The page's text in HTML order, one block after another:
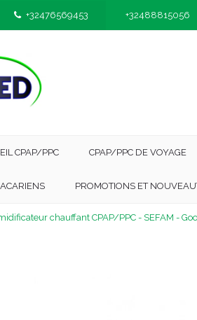
+32476569453 +32488815056
CPAP/PPC CPAP/PPC DE VOYAGE
PROMOTIONS ET
chauffant CPAP/PPC - SEFAM -